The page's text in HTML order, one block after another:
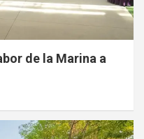
de la Marina a